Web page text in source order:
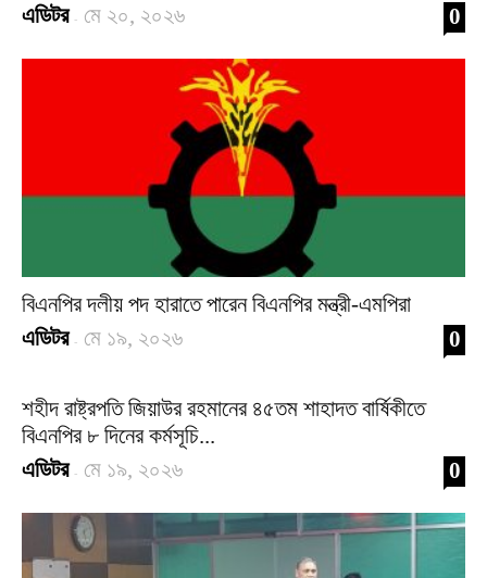
এডিটর - মে ২০, ২০২৬ 0
বিএনপির দলীয় পদ হারাতে পারেন বিএনপির মন্ত্রী-এমপিরা
এডিটর - মে ১৯, ২০২৬ 0
শহীদ রাষ্ট্রপতি জিয়াউর রহমানের ৪৫তম শাহাদত বার্ষিকীতে
বিএনপির ৮ দিনের কর্মসূচি...
এডিটর - মে ১৯, ২০২৬ 0